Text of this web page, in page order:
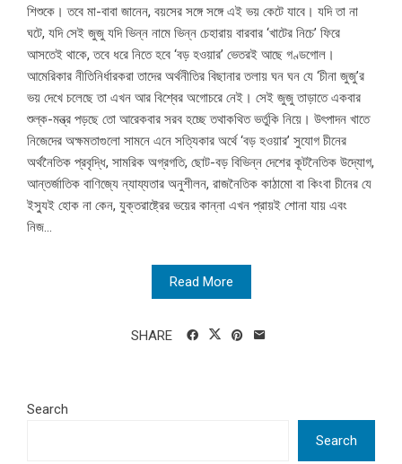
শিশুকে। তবে মা-বাবা জানেন, বয়সের সঙ্গে সঙ্গে এই ভয় কেটে যাবে। যদি তা না
ঘটে, যদি সেই জুজু যদি ভিন্ন নামে ভিন্ন চেহারায় বারবার ‘খাটের নিচে’ ফিরে
আসতেই থাকে, তবে ধরে নিতে হবে ‘বড় হওয়ার’ ভেতরই আছে গণ্ডগোল।
আমেরিকার নীতিনির্ধারকরা তাদের অর্থনীতির বিছানার তলায় ঘন ঘন যে ‘চীনা জুজু’র
ভয় দেখে চলেছে তা এখন আর বিশ্বের অগোচরে নেই। সেই জুজু তাড়াতে একবার
শুল্ক-মন্ত্র পড়ছে তো আরেকবার সরব হচ্ছে তথাকথিত ভর্তুকি নিয়ে। উৎপাদন খাতে
নিজেদের অক্ষমতাগুলো সামনে এনে সত্যিকার অর্থে ‘বড় হওয়ার’ সুযোগ চীনের
অর্থনৈতিক প্রবৃদ্ধি, সামরিক অগ্রগতি, ছোট-বড় বিভিন্ন দেশের কূটনৈতিক উদ্যোগ,
আন্তর্জাতিক বাণিজ্যে ন্যায্যতার অনুশীলন, রাজনৈতিক কাঠামো বা কিংবা চীনের যে
ইস্যুই হোক না কেন, যুক্তরাষ্ট্রের ভয়ের কান্না এখন প্রায়ই শোনা যায় এবং
নিজ...
Read More
SHARE
Search
Search